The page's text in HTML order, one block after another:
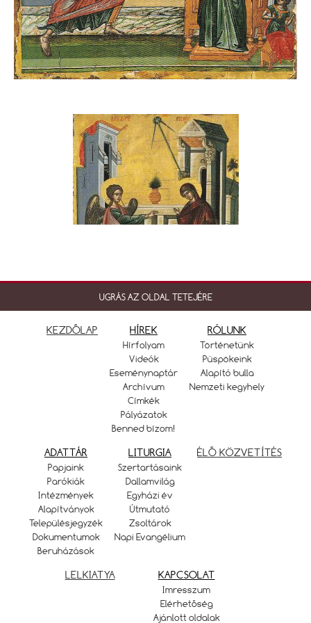
UGRÁS AZ OLDAL TETEJÉRE
KEZDŐLAP HÍREK
Hírfolyam
Videók
Eseménynaptár
Archívum
Címkék
Pályázatok
Benned bízom!
RÓLUNK
Történetünk
Püspökeink
Alapító bulla
Nemzeti kegyhely
ADATTÁR
Papjaink
Parókiák
Intézmények
Alapítványok
Településjegyzék
Dokumentumok
Beruházások
LITURGIA
Szertartásaink
Dallamvilág
Egyházi év
Útmutató
Zsoltárok
Napi Evangélium
ÉLŐ KÖZVETÍTÉS
LELKIATYA KAPCSOLAT
Imresszum
Elérhetőség
Ajánlott oldalak